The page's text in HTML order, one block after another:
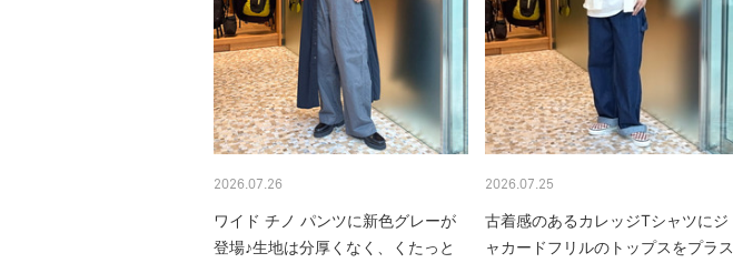
2026.07.26
ワイド チノ パンツに新色グレーが
登場♪生地は分厚くなく、くたっと
2026.07.25
古着感のあるカレッジTシャツにジ
ャカードフリルのトップスをプラス